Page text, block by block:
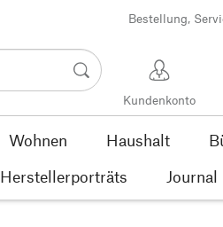
Bestellung,
Kundenkonto
Wohnen Haushalt
Herstellerporträts Journal